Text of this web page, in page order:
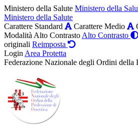
Ministero della Salute Ministero della
Ministero della Salute
Carattere Standard
Carattere Medio
Modalità Alto Contrasto Alto Contrasto
originali Reimposta
Login Area Protetta
Federazione Nazionale degli Ordini della